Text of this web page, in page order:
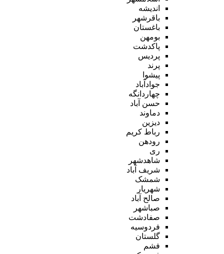
اندیشه
باقرشهر
باغستان
بومهن
پاکدشت
پردیس
پرند
پیشوا
جوادآباد
چهاردانگه
حسن آباد
دماوند
دیزین
رباط کریم
رودهن
ری
شاهدشهر
شریف آباد
شمشک
شهریار
صالح آباد
صباشهر
صفادشت
فردوسیه
گلستان
فشم